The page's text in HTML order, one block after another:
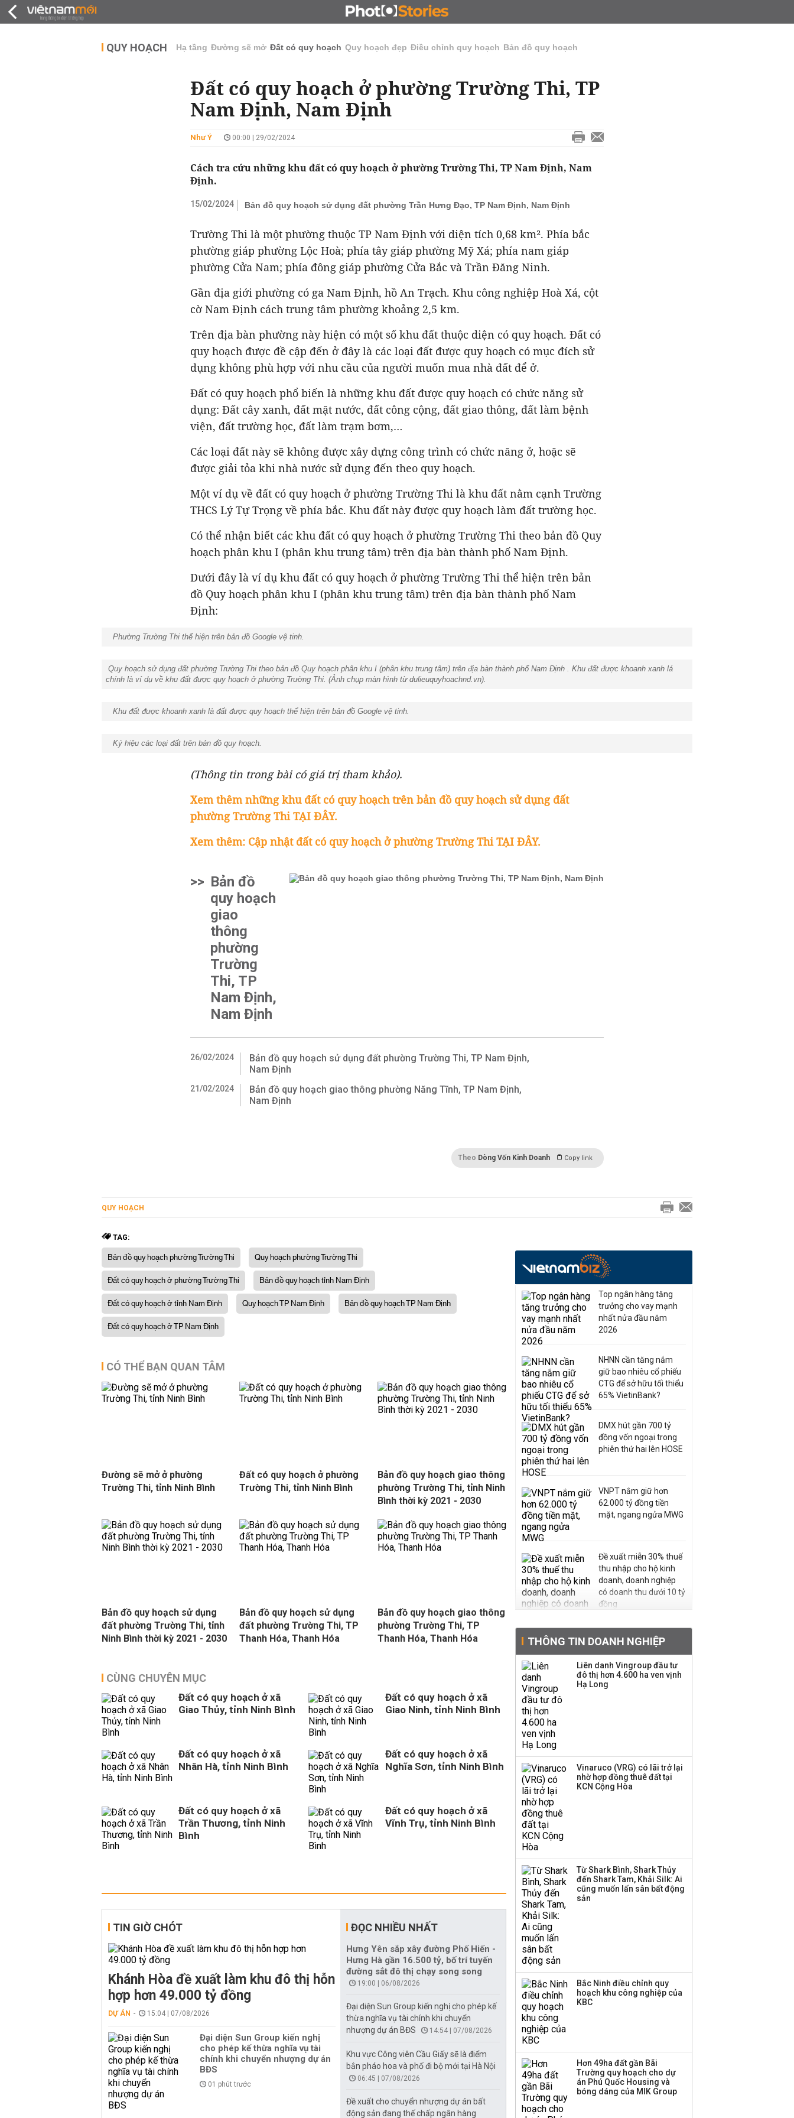
ĐẤU GIÁ - ĐẤU THẦU KINH DOANH
QUY HOẠCH Hạ tầng Đường sẽ mở Đất có quy hoạch Quy hoạch đẹp Điều chỉnh quy hoạch Bản đồ quy hoạch
Đất có quy hoạch ở phường Trường Thi, TP
Nam Định, Nam Định
Như Ý 00:00 | 29/02/2024
Cách tra cứu những khu đất có quy hoạch ở phường Trường Thi, TP Nam Định, Nam
Định.
15/02/2024 Bản đồ quy hoạch sử dụng đất phường Trần Hưng Đạo, TP Nam Định, Nam Định
Trường Thi là một phường thuộc TP Nam Định với diện tích 0,68 km². Phía bắc
phường giáp phường Lộc Hoà; phía tây giáp phường Mỹ Xá; phía nam giáp
phường Cửa Nam; phía đông giáp phường Cửa Bắc và Trần Đăng Ninh.
Gần địa giới phường có ga Nam Định, hồ An Trạch. Khu công nghiệp Hoà Xá, cột
cờ Nam Định cách trung tâm phường khoảng 2,5 km.
Trên địa bàn phường này hiện có một số khu đất thuộc diện có quy hoạch. Đất có
quy hoạch được đề cập đến ở đây là các loại đất được quy hoạch có mục đích sử
dụng không phù hợp với nhu cầu của người muốn mua nhà đất để ở.
Đất có quy hoạch phổ biến là những khu đất được quy hoạch có chức năng sử
dụng: Đất cây xanh, đất mặt nước, đất công cộng, đất giao thông, đất làm bệnh
viện, đất trường học, đất làm trạm bơm,…
Các loại đất này sẽ không được xây dựng công trình có chức năng ở, hoặc sẽ
được giải tỏa khi nhà nước sử dụng đến theo quy hoạch.
Một ví dụ về đất có quy hoạch ở phường Trường Thi là khu đất nằm cạnh Trường
THCS Lý Tự Trọng về phía bắc. Khu đất này được quy hoạch làm đất trường học.
Có thể nhận biết các khu đất có quy hoạch ở phường Trường Thi theo bản đồ Quy
hoạch phân khu I (phân khu trung tâm) trên địa bàn thành phố Nam Định.
Dưới đây là ví dụ khu đất có quy hoạch ở phường Trường Thi thể hiện trên bản
đồ Quy hoạch phân khu I (phân khu trung tâm) trên địa bàn thành phố Nam
Định:
Phường Trường Thi thể hiện trên bản đồ Google vệ tinh.
Quy hoạch sử dụng đất phường Trường Thi theo bản đồ Quy hoạch phân khu I (phân khu trung tâm) trên địa bàn thành phố Nam Định . Khu đất được khoanh xanh lá
chính là ví dụ về khu đất được quy hoạch ở phường Trường Thi. (Ảnh chụp màn hình từ dulieuquyhoachnd.vn).
Khu đất được khoanh xanh là đất được quy hoạch thể hiện trên bản đồ Google vệ tinh.
Ký hiệu các loại đất trên bản đồ quy hoạch.
(Thông tin trong bài có giá trị tham khảo).
Xem thêm những khu đất có quy hoạch trên bản đồ quy hoạch sử dụng đất
phường Trường Thi TẠI ĐÂY.
Xem thêm: Cập nhật đất có quy hoạch ở phường Trường Thi TẠI ĐÂY.
>> Bản đồ
quy hoạch
giao
thông
phường
Trường
Thi, TP
Nam Định,
Nam Định
26/02/2024
Bản đồ quy hoạch sử dụng đất phường Trường Thi, TP Nam Định,
Nam Định
21/02/2024
Bản đồ quy hoạch giao thông phường Năng Tĩnh, TP Nam Định,
Nam Định
Theo Dòng Vốn Kinh Doanh Copy link
QUY HOẠCH
TAG:
Bản đồ quy hoạch phường Trường Thi
Quy hoạch phường Trường Thi
Đất có quy hoạch ở phường Trường Thi
Bản đồ quy hoạch tỉnh Nam Định
Đất có quy hoạch ở tỉnh Nam Định
Quy hoạch TP Nam Định
Bản đồ quy hoạch TP Nam Định
Đất có quy hoạch ở TP Nam Định
CÓ THỂ BẠN QUAN TÂM
Đường sẽ mở ở phường
Trường Thi, tỉnh Ninh Bình
Đất có quy hoạch ở phường
Trường Thi, tỉnh Ninh Bình
Bản đồ quy hoạch giao thông
phường Trường Thi, tỉnh Ninh
Bình thời kỳ 2021 - 2030
Bản đồ quy hoạch sử dụng
đất phường Trường Thi, tỉnh
Ninh Bình thời kỳ 2021 - 2030
Bản đồ quy hoạch sử dụng
đất phường Trường Thi, TP
Thanh Hóa, Thanh Hóa
Bản đồ quy hoạch giao thông
phường Trường Thi, TP
Thanh Hóa, Thanh Hóa
CÙNG CHUYÊN MỤC
Đất có quy hoạch ở xã
Giao Thủy, tỉnh Ninh Bình
Đất có quy hoạch ở xã
Giao Ninh, tỉnh Ninh Bình
Đất có quy hoạch ở xã
Nhân Hà, tỉnh Ninh Bình
Đất có quy hoạch ở xã
Nghĩa Sơn, tỉnh Ninh Bình
Đất có quy hoạch ở xã
Trần Thương, tỉnh Ninh
Bình
Đất có quy hoạch ở xã
Vĩnh Trụ, tỉnh Ninh Bình
TIN GIỜ CHÓT
Khánh Hòa đề xuất làm khu đô thị hỗn
hợp hơn 49.000 tỷ đồng
DỰ ÁN 15:04 | 07/08/2026
Đại diện Sun Group kiến nghị
cho phép kế thừa nghĩa vụ tài
chính khi chuyển nhượng dự án
BĐS
01 phút trước
ĐỌC NHIỀU NHẤT
Hưng Yên sắp xây đường Phố Hiến -
Hưng Hà gần 16.500 tỷ, bố trí tuyến
đường sắt đô thị chạy song song
19:00 | 06/08/2026
Đại diện Sun Group kiến nghị cho phép kế
thừa nghĩa vụ tài chính khi chuyển
nhượng dự án BĐS
14:54 | 07/08/2026
Khu vực Công viên Cầu Giấy sẽ là điểm
bắn pháo hoa và phố đi bộ mới tại Hà Nội
06:45 | 07/08/2026
Đề xuất cho chuyển nhượng dự án bất
động sản đang thế chấp ngân hàng
Top ngân hàng tăng
trưởng cho vay mạnh
nhất nửa đầu năm
2026
NHNN cần tăng nắm
giữ bao nhiêu cổ phiếu
CTG để sở hữu tối thiểu
65% VietinBank?
DMX hút gần 700 tỷ
đồng vốn ngoại trong
phiên thứ hai lên HOSE
VNPT nắm giữ hơn
62.000 tỷ đồng tiền
mặt, ngang ngửa MWG
Đề xuất miễn 30% thuế
thu nhập cho hộ kinh
doanh, doanh nghiệp
có doanh thu dưới 10 tỷ
đồng
gần 500 triệu cổ phiếu,
tăng vốn lên gần
77.800 tỷ
phiếu, người làm chủ
tịch ở tuổi 27
Việt Nam muốn phát
triển quỹ hưu trí: Từ tiết
kiệm gia đình thành
THÔNG TIN DOANH NGHIỆP
Liên danh Vingroup đầu tư
đô thị hơn 4.600 ha ven vịnh
Hạ Long
Vinaruco (VRG) có lãi trở lại
nhờ hợp đồng thuê đất tại
KCN Cộng Hòa
Từ Shark Bình, Shark Thủy
đến Shark Tam, Khải Silk: Ai
cũng muốn lấn sân bất động
sản
Bắc Ninh điều chỉnh quy
hoạch khu công nghiệp của
KBC
Hơn 49ha đất gần Bãi
Trường quy hoạch cho dự
án Phú Quốc Housing và
bóng dáng của MIK Group